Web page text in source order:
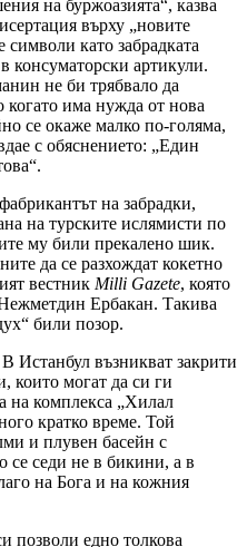
на буржоазията“, казва
върху „новите
като забрадката
консуматорски артикули.
не би трябвало да
има нужда от нова
се окаже малко по-голяма,
с обяснението: „Един
на забрадки,
на турските ислямисти по
му били прекалено шик.
да се разхождат кокетно
вестник Milli Gazete, която
Ербакан. Такива
били позор.
Истанбул възникват закрити
които могат да си ги
на комплекса „Хилал
кратко време. Той
и плувен басейн с
се седи не в бикини, а в
на Бога и на кожния
позволи едно толкова